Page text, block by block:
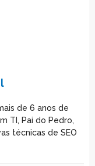
de 6 anos de
TI, Pai do Pedro,
técnicas de SEO